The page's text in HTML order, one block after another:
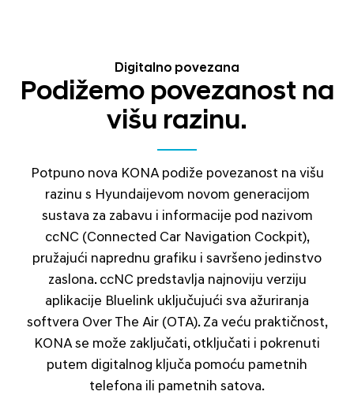
Digitalno povezana
Podižemo povezanost na
višu razinu.
Potpuno nova KONA podiže povezanost na višu
razinu s Hyundaijevom novom generacijom
sustava za zabavu i informacije pod nazivom
ccNC (Connected Car Navigation Cockpit),
pružajući naprednu grafiku i savršeno jedinstvo
zaslona. ccNC predstavlja najnoviju verziju
aplikacije Bluelink uključujući sva ažuriranja
softvera Over The Air (OTA). Za veću praktičnost,
KONA se može zaključati, otključati i pokrenuti
putem digitalnog ključa pomoću pametnih
telefona ili pametnih satova.